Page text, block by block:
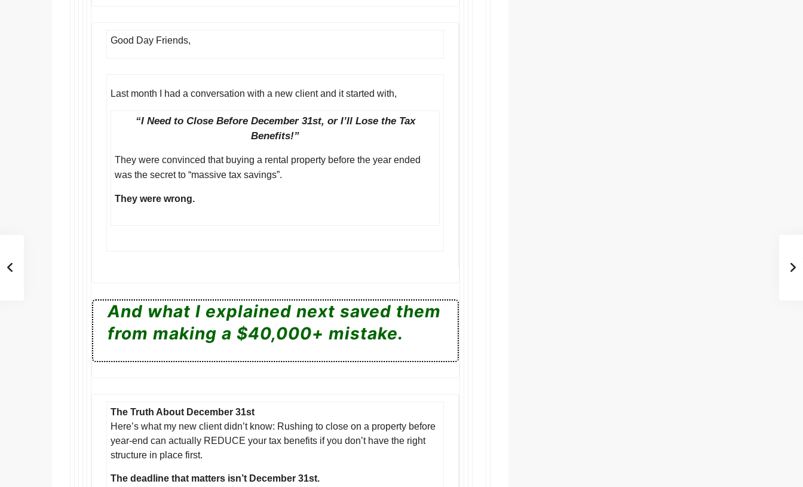
Good Day Friends,
Last month I had a conversation with a new client and it started with,
“I Need to Close Before December 31st, or I’ll Lose the Tax
Benefits!”
They were convinced that buying a rental property before the year ended
was the secret to “massive tax savings”.
They were wrong.
And what I explained next saved them
from making a $40,000+ mistake.
The Truth About December 31st
Here’s what my new client didn’t know: Rushing to close on a property before
year-end can actually REDUCE your tax benefits if you don’t have the right
structure in place first.
The deadline that matters isn’t December 31st.